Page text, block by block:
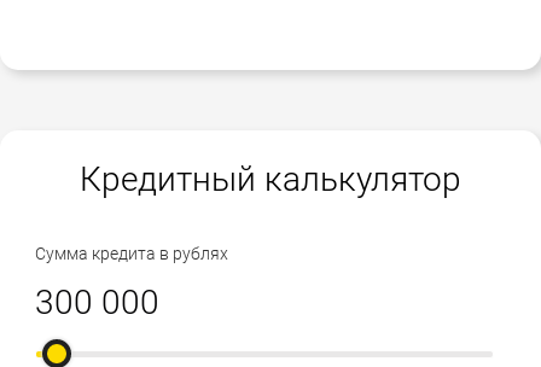
Кредитный калькулятор
Сумма кредита в рублях